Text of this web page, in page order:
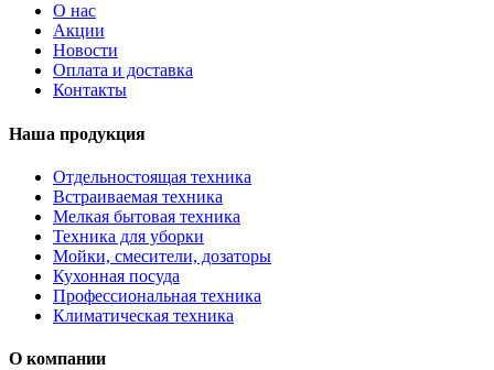
О нас
Акции
Новости
Оплата и доставка
Контакты
Наша продукция
Отдельностоящая техника
Встраиваемая техника
Мелкая бытовая техника
Техника для уборки
Мойки, смесители, дозаторы
Кухонная посуда
Профессиональная техника
Климатическая техника
О компании